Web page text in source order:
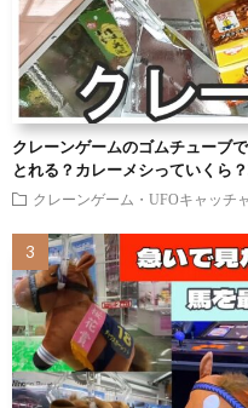
クレーンゲームのゴムチューブ
とれる？カレーメシっていくら
クレーンゲーム・UFOキャッチ